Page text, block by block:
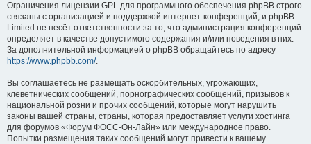
Ограничения лицензии GPL для программного обеспечения phpBB строго
связаны с организацией и поддержкой интернет-конференций, и phpBB
Limited не несёт ответственности за то, что администрация конференций
определяет в качестве допустимого содержания и/или поведения в них.
За дополнительной информацией о phpBB обращайтесь по адресу
https://www.phpbb.com/.
Вы соглашаетесь не размещать оскорбительных, угрожающих,
клеветнических сообщений, порнографических сообщений, призывов к
национальной розни и прочих сообщений, которые могут нарушить
законы вашей страны, страны, которая предоставляет услуги хостинга
для форумов «Форум ФОСС-Он-Лайн» или международное право.
Попытки размещения таких сообщений могут привести к вашему